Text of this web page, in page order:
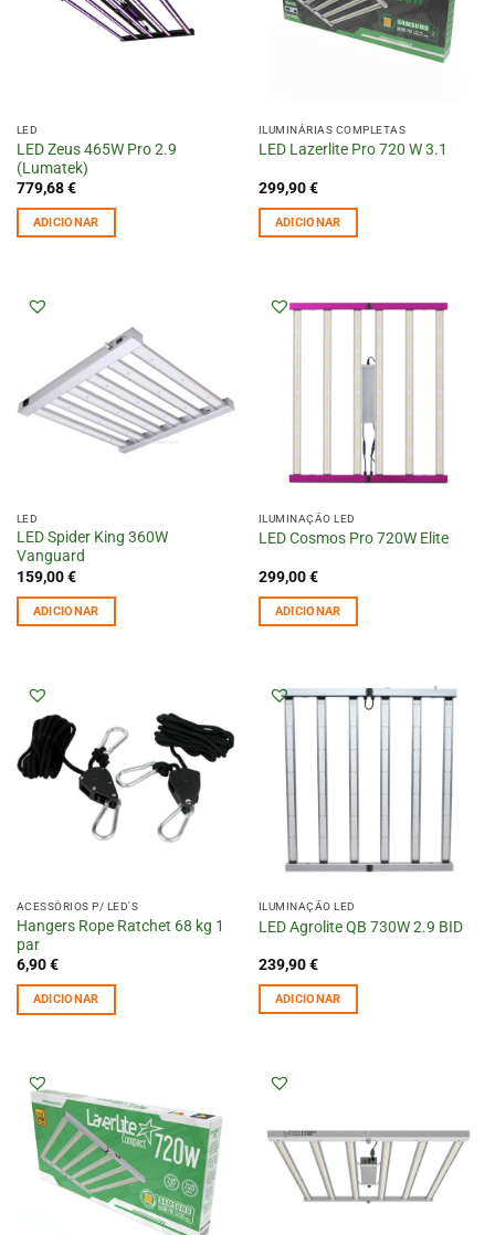
LED
LED Zeus 465W Pro 2.9
(Lumatek)
779,68€
ADICIONAR
ILUMINÁRIAS COMPLETAS
LED Lazerlite Pro 720 W 3.1
299,90€
ADICIONAR
LED
LED Spider King 360W
Vanguard
159,00€
ADICIONAR
ILUMINAÇÃO LED
LED Cosmos Pro 720W Elite
299,00€
ADICIONAR
ACESSÓRIOS P/ LED'S
Hangers Rope Ratchet 68 kg 1
par
6,90€
ADICIONAR
ILUMINAÇÃO LED
LED Agrolite QB 730W 2.9 BID
239,90€
ADICIONAR